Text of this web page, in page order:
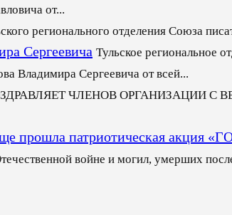
от...
регионального отделения Союза
Сергеевича Тульское региональное
Владимира Сергеевича от всей...
ЧЛЕНОВ ОРГАНИЗАЦИИ С
прошла патриотическая акция
войне и могил, умерших